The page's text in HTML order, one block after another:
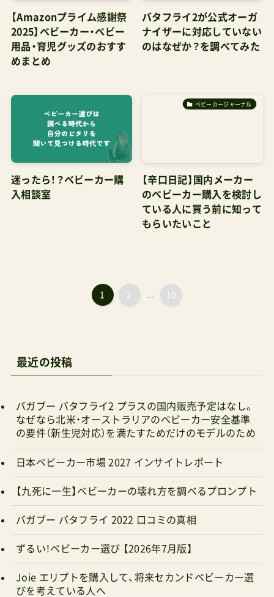
【Amazonプライム感謝祭
2025】ベビーカー・ベビー
用品・育児グッズのおすす
めまとめ
バタフライ2が公式オーガ
ナイザーに対応していない
のはなぜか？を調べてみた
迷ったら！？ベビーカー購
入相談室
ベビーカージャーナル
【辛口日記】国内メーカー
のベビーカー購入を検討し
ている人に買う前に知って
もらいたいこと
1 2 10
最近の投稿
バガブー バタフライ2 プラスの国内販売予定はなし。
なぜなら北米・オーストラリアのベビーカー安全基準
の要件（新生児対応）を満たすためだけのモデルのため
日本ベビーカー市場 2027 インサイトレポート
【九死に一生】ベビーカーの壊れ方を調べるプロンプト
バガブー バタフライ 2022 口コミの真相
ずるい！ベビーカー選び 【2026年7月版】
Joie エリプトを購入して、将来セカンドベビーカー選
びを考えている人へ